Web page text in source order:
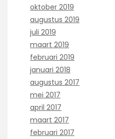
oktober 2019
augustus 2019
juli 2019
maart 2019
februari 2019
januari 2018
augustus 2017
mei 2017
april 2017
maart 2017
februari 2017